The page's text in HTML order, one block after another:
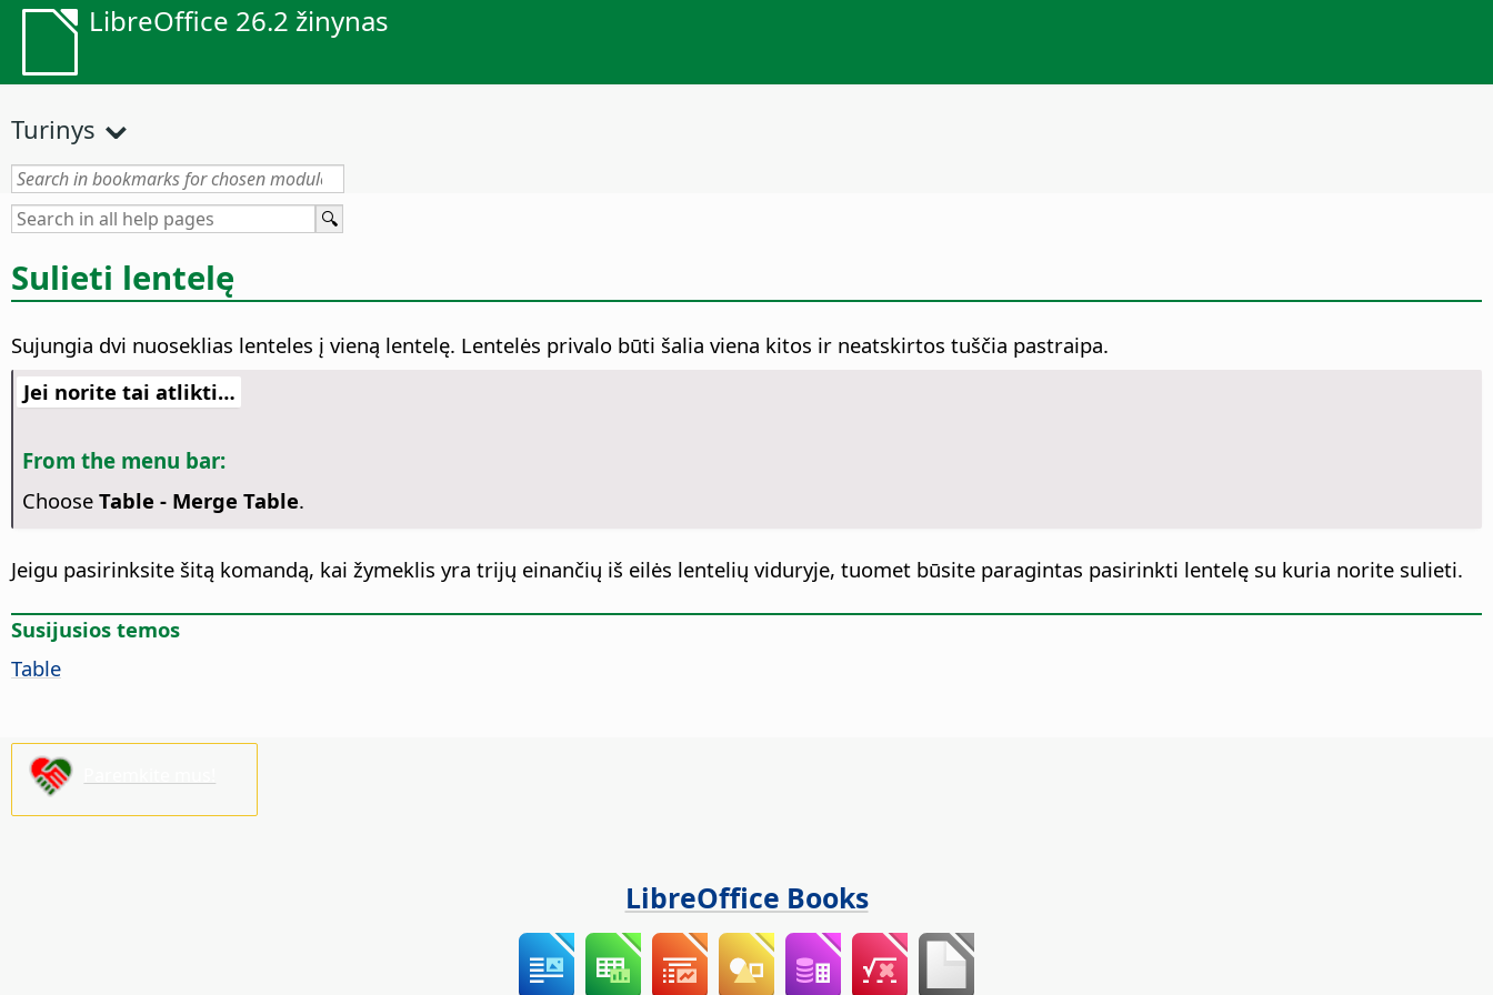
LibreOffice 26.2 žinynas
Turinys
Sulieti lentelę
Sujungia dvi nuoseklias lenteles į vieną lentelę. Lentelės privalo būti šalia viena kitos ir neatskirtos tuščia pastraipa.
Jei norite tai atlikti…
From the menu bar:
Choose Table - Merge Table.
Jeigu pasirinksite šitą komandą, kai žymeklis yra trijų einančių iš eilės lentelių viduryje, tuomet būsite paragintas pasirinkti lentelę su kuria norite sulieti.
Susijusios temos
Table
LibreOffice Books